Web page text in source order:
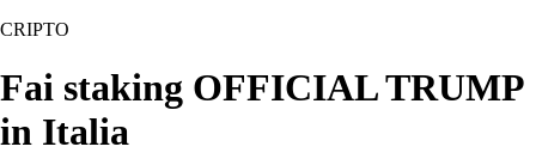
CRIPTO
Fai staking OFFICIAL TRUMP
in Italia